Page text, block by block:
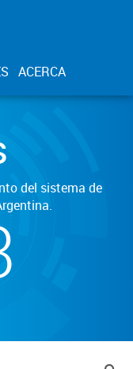
ACERCA
del sistema de